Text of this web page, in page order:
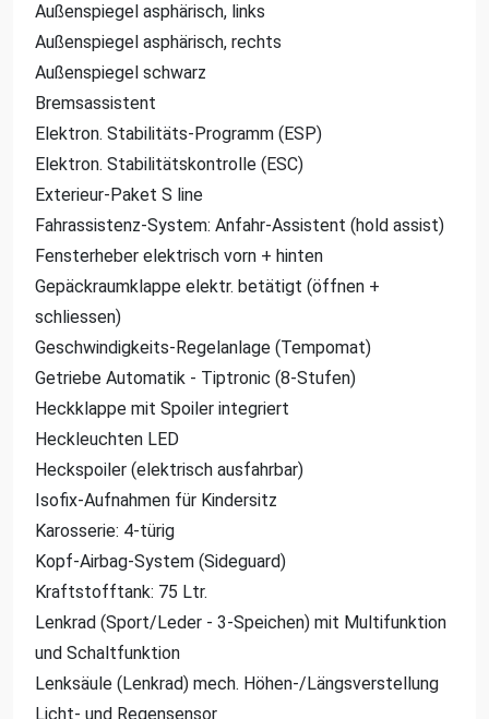
Außenspiegel asphärisch, links
Außenspiegel asphärisch, rechts
Außenspiegel schwarz
Bremsassistent
Elektron. Stabilitäts-Programm (ESP)
Elektron. Stabilitätskontrolle (ESC)
Exterieur-Paket S line
Fahrassistenz-System: Anfahr-Assistent (hold assist)
Fensterheber elektrisch vorn + hinten
Gepäckraumklappe elektr. betätigt (öffnen +
schliessen)
Geschwindigkeits-Regelanlage (Tempomat)
Getriebe Automatik - Tiptronic (8-Stufen)
Heckklappe mit Spoiler integriert
Heckleuchten LED
Heckspoiler (elektrisch ausfahrbar)
Isofix-Aufnahmen für Kindersitz
Karosserie: 4-türig
Kopf-Airbag-System (Sideguard)
Kraftstofftank: 75 Ltr.
Lenkrad (Sport/Leder - 3-Speichen) mit Multifunktion
und Schaltfunktion
Lenksäule (Lenkrad) mech. Höhen-/Längsverstellung
Licht- und Regensensor